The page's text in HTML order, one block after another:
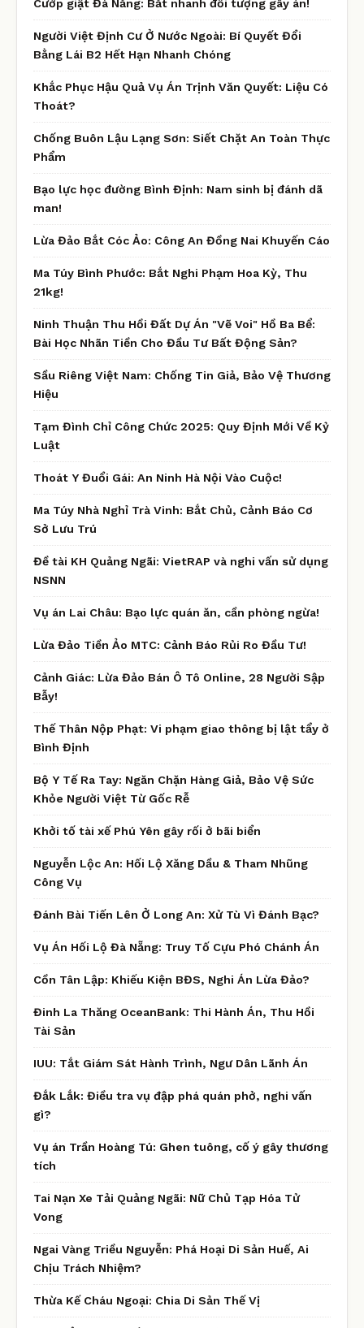
Cướp giật Đà Nẵng: Bắt nhanh đối tượng gây án!
Người Việt Định Cư Ở Nước Ngoài: Bí Quyết Đổi
Bằng Lái B2 Hết Hạn Nhanh Chóng
Khắc Phục Hậu Quả Vụ Án Trịnh Văn Quyết: Liệu Có
Thoát?
Chống Buôn Lậu Lạng Sơn: Siết Chặt An Toàn Thực
Phẩm
Bạo lực học đường Bình Định: Nam sinh bị đánh dã
man!
Lừa Đảo Bắt Cóc Ảo: Công An Đồng Nai Khuyến Cáo
Ma Túy Bình Phước: Bắt Nghi Phạm Hoa Kỳ, Thu
21kg!
Ninh Thuận Thu Hồi Đất Dự Án "Vẽ Voi" Hồ Ba Bể:
Bài Học Nhãn Tiền Cho Đầu Tư Bất Động Sản?
Sầu Riêng Việt Nam: Chống Tin Giả, Bảo Vệ Thương
Hiệu
Tạm Đình Chỉ Công Chức 2025: Quy Định Mới Về Kỷ
Luật
Thoát Y Đuổi Gái: An Ninh Hà Nội Vào Cuộc!
Ma Túy Nhà Nghỉ Trà Vinh: Bắt Chủ, Cảnh Báo Cơ
Sở Lưu Trú
Đề tài KH Quảng Ngãi: VietRAP và nghi vấn sử dụng
NSNN
Vụ án Lai Châu: Bạo lực quán ăn, cần phòng ngừa!
Lừa Đảo Tiền Ảo MTC: Cảnh Báo Rủi Ro Đầu Tư!
Cảnh Giác: Lừa Đảo Bán Ô Tô Online, 28 Người Sập
Bẫy!
Thế Thân Nộp Phạt: Vi phạm giao thông bị lật tẩy ở
Bình Định
Bộ Y Tế Ra Tay: Ngăn Chặn Hàng Giả, Bảo Vệ Sức
Khỏe Người Việt Từ Gốc Rễ
Khởi tố tài xế Phú Yên gây rối ở bãi biển
Nguyễn Lộc An: Hối Lộ Xăng Dầu & Tham Nhũng
Công Vụ
Đánh Bài Tiến Lên Ở Long An: Xử Tù Vì Đánh Bạc?
Vụ Án Hối Lộ Đà Nẵng: Truy Tố Cựu Phó Chánh Án
Cồn Tân Lập: Khiếu Kiện BĐS, Nghi Án Lừa Đảo?
Đinh La Thăng OceanBank: Thi Hành Án, Thu Hồi
Tài Sản
IUU: Tắt Giám Sát Hành Trình, Ngư Dân Lãnh Án
Đắk Lắk: Điều tra vụ đập phá quán phở, nghi vấn
gì?
Vụ án Trần Hoàng Tú: Ghen tuông, cố ý gây thương
tích
Tai Nạn Xe Tải Quảng Ngãi: Nữ Chủ Tạp Hóa Tử
Vong
Ngai Vàng Triều Nguyễn: Phá Hoại Di Sản Huế, Ai
Chịu Trách Nhiệm?
Thừa Kế Cháu Ngoại: Chia Di Sản Thế Vị